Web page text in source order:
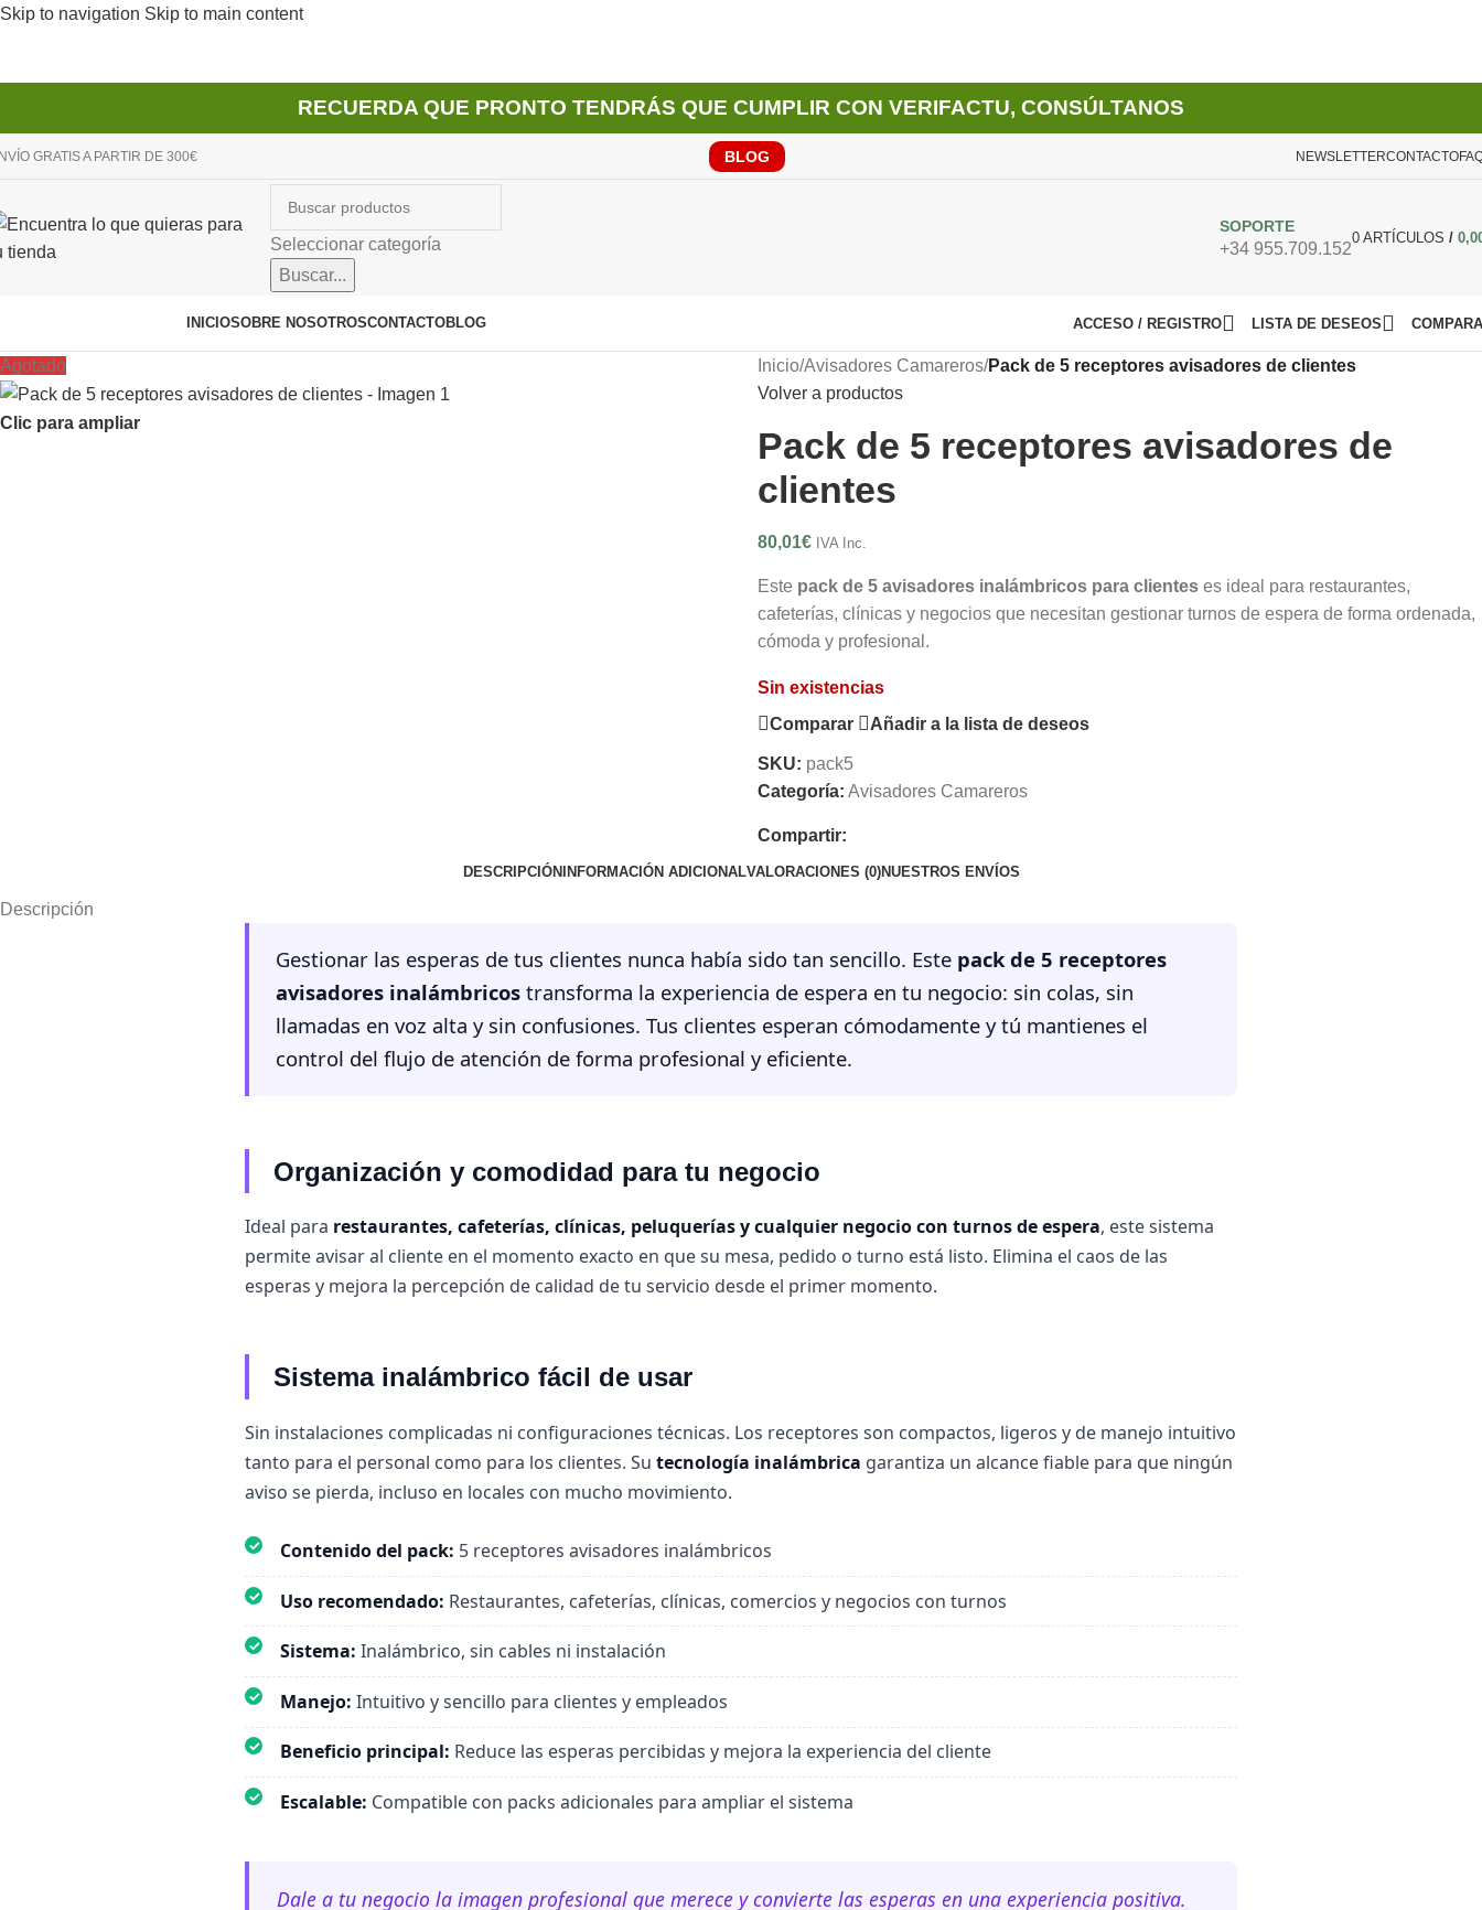
Skip to navigation Skip to main content
RECUERDA QUE PRONTO TENDRÁS QUE CUMPLIR CON VERIFACTU, CONSÚLTANOS
GRATIS A PARTIR DE 300€ BLOG NEWSLETTERCONTACTO
Seleccionar categoría
Buscar...
SOPORTE
+34 955.709.152
0 ARTÍCULOS /
INICIOSOBRE NOSOTROSCONTACTOBLOG ACCESO / REGISTRO LISTA DE DESEOS
Agotado
Clic para ampliar
Inicio/Avisadores Camareros/Pack de 5 receptores avisadores de clientes
Volver a productos
Pack de 5 receptores avisadores de
clientes
80,01€ IVA Inc.
Este pack de 5 avisadores inalámbricos para clientes es ideal para restaurantes,
cafeterías, clínicas y negocios que necesitan gestionar turnos de espera de forma ordenada,
cómoda y profesional.
Sin existencias
Comparar
Añadir a la lista de deseos
SKU: pack5
Categoría: Avisadores Camareros
Compartir:
DESCRIPCIÓN INFORMACIÓN ADICIONALVALORACIONES (0)NUESTROS ENVÍOS
Descripción
Gestionar las esperas de tus clientes nunca había sido tan sencillo. Este pack de 5 receptores
avisadores inalámbricostransforma la experiencia de espera en tu negocio: sin colas, sin
llamadas en voz alta y sin confusiones. Tus clientes esperan cómodamente y tú mantienes el
control del flujo de atención de forma profesional y eficiente.
Organización y comodidad para tu negocio
Ideal para restaurantes, cafeterías, clínicas, peluquerías y cualquier negocio con turnos de espera, este sistema
permite avisar al cliente en el momento exacto en que su mesa, pedido o turno está listo. Elimina el caos de las
esperas y mejora la percepción de calidad de tu servicio desde el primer momento.
Sistema inalámbrico fácil de usar
Sin instalaciones complicadas ni configuraciones técnicas. Los receptores son compactos, ligeros y de manejo intuitivo
tanto para el personal como para los clientes. Su tecnología inalámbrica garantiza un alcance fiable para que ningún
aviso se pierda, incluso en locales con mucho movimiento.
✓ Contenido del pack: 5 receptores avisadores inalámbricos
✓ Uso recomendado: Restaurantes, cafeterías, clínicas, comercios y negocios con turnos
✓ Sistema: Inalámbrico, sin cables ni instalación
✓ Manejo: Intuitivo y sencillo para clientes y empleados
✓ Beneficio principal: Reduce las esperas percibidas y mejora la experiencia del cliente
✓ Escalable: Compatible con packs adicionales para ampliar el sistema
Dale a tu negocio la imagen profesional que merece y convierte las esperas en una experiencia positiva.